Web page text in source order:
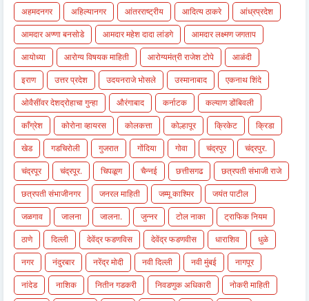
अहमदनगर
अहिल्यानगर आंतरराष्ट्रीय आदित्य ठाकरे
आंध्रप्रदेश
आमदार अण्णा बनसोडे
आमदार महेश दादा लांडगे
आमदार लक्ष्मण जगताप
आयोध्या
आरोग्य विषयक माहिती आरोग्यमंत्री राजेश टोपे
आळंदी
इराण
उत्तर प्रदेश उदयनराजे भोसले उस्मानाबाद
एकनाथ शिंदे
ओवैसींवर देशद्रोहाचा गुन्हा
औरंगाबाद कर्नाटक
कल्याण डोंबिवली
काँग्रेश
कोरोना व्हायरस कोलकत्ता कोल्हापूर क्रिकेट
क्रिडा
खेड
गडचिरोली गुजरात गोंदिया गोवा चंद्रपुर
चंद्रपुर.
चंद्रपूर
चंद्रपूर. चिपळूण चैन्नई छत्तीसगढ
छत्रपती संभाजी राजे
छत्रपती संभाजीनगर
जनरल माहिती जम्मू काश्मिर
जयंत पाटील
जळगाव
जालना जालना. जुन्नर टोल नाका
ट्राफिक नियम
ठाणे
दिल्ली देवेंद्र फडणविस देवेंद्र फडणवीस धाराशिव
धुळे
नगर
नंदुरबार नरेंद्र मोदी नवी दिल्ली नवी मुंबई
नागपूर
नांदेड
नाशिक नितीन गडकरी निवडणुक अधिकारी
नोकरी माहिती